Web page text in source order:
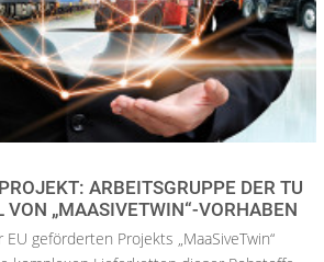
ARBEITSGRUPPE DER TU
VON „MAASIVETWIN“-VORHABEN
geförderten Projekts „MaaSiveTwin“